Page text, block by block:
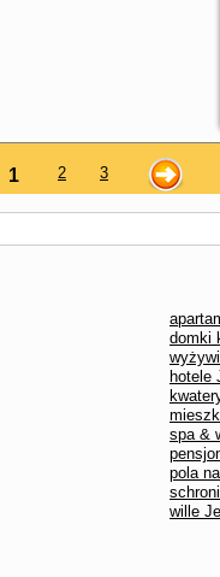
1 2 3
domki
hotele
spa &
pola
wille